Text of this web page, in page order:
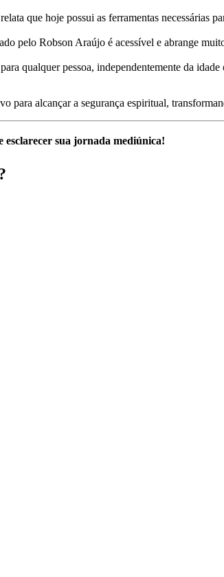
que hoje possui as ferramentas necessárias
pelo Robson Araújo é acessível e abrange
qualquer pessoa, independentemente da
alcançar a segurança espiritual,
esclarecer sua jornada mediúnica!